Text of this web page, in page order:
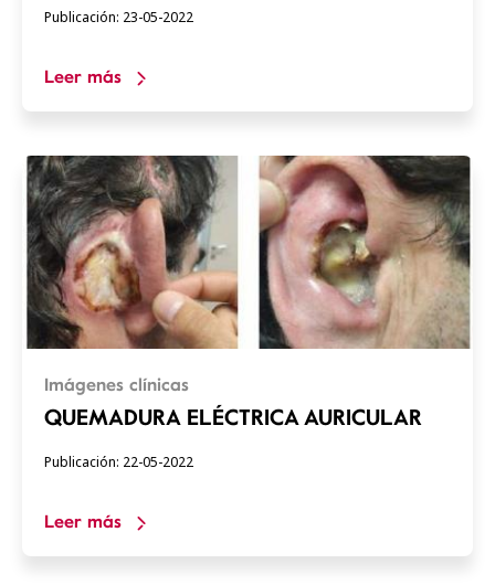
Publicación: 23-05-2022
Leer más
Imágenes clínicas
QUEMADURA ELÉCTRICA AURICULAR
Publicación: 22-05-2022
Leer más